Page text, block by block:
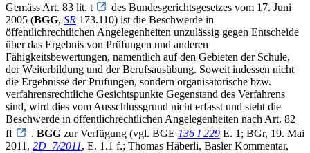
Gemäss Art. 83 lit. t
des Bundesgerichtsgesetzes vom 17. Juni
2005 (BGG, SR 173.110) ist die Beschwerde in
öffentlichrechtlichen Angelegenheiten unzulässig gegen Entscheide
über das Ergebnis von Prüfungen und anderen
Fähigkeitsbewertungen, namentlich auf den Gebieten der Schule,
der Weiterbildung und der Berufsausübung. Soweit indessen nicht
die Ergebnisse der Prüfungen, sondern organisatorische bzw.
verfahrensrechtliche Gesichtspunkte Gegenstand des Verfahrens
sind, wird dies vom Ausschlussgrund nicht erfasst und steht die
Beschwerde in öffentlichrechtlichen Angelegenheiten nach Art. 82
ff
. BGG zur Verfügung (vgl. BGE 136 I 229 E. 1; BGr, 19. Mai
2011, 2D_7/2011, E. 1.1 f.; Thomas Häberli, Basler Kommentar,